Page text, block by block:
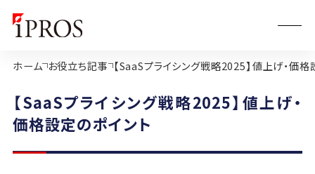
ホーム お役立ち記事 【SaaSプライシング戦略2025】値上げ・価格
【SaaSプライシング戦略2025】値上げ・
価格設定のポイント